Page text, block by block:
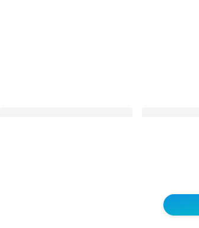
BizOpsスペシ
マネージャー
Latest